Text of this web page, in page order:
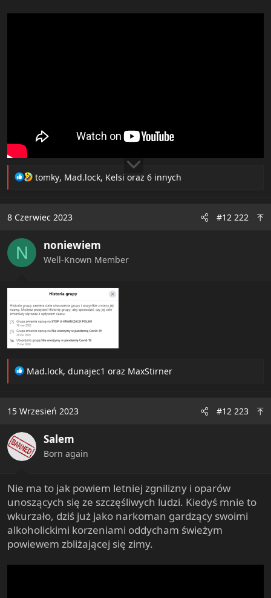
R
t
o
n
tomky, Mad.lock, Kelsi oraz 6 innych
8 Czerwiec 2023 #12 222
N noniewiem
Well-Known Member
R
t
o
n
s
Mad.lock, dunajec1 oraz MaxStirner
15 Wrzesień 2023 #12 223
Salem
Born again
Nie ma to jak powiem letniej zgnilizny i oparów
unoszących się ze szczęśliwych ludzi. Kiedyś mnie to
wkurzało, dziś już jako narkoman gardzący swoimi
alkoholickimi korzeniami oddycham świeżym
powiewem zbliżającej się zimy.